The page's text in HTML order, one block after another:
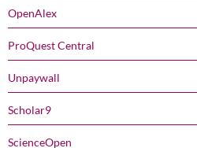
OpenAlex
ProQuest Central
Unpaywall
Scholar9
ScienceOpen